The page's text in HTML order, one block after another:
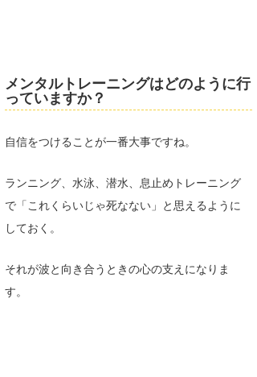
メンタルトレーニングはどのように行
っていますか？
自信をつけることが一番大事ですね。
ランニング、水泳、潜水、息止めトレーニング
で「これくらいじゃ死なない」と思えるように
しておく。
それが波と向き合うときの心の支えになりま
す。